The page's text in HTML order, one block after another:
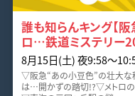
誰も知らんキング【
ロ…鉄道ミステリー
8月15日(土) 夜9:58〜
▽阪急“あの小豆色”の壮大な
は…開かずの踏切!?▽メトロ